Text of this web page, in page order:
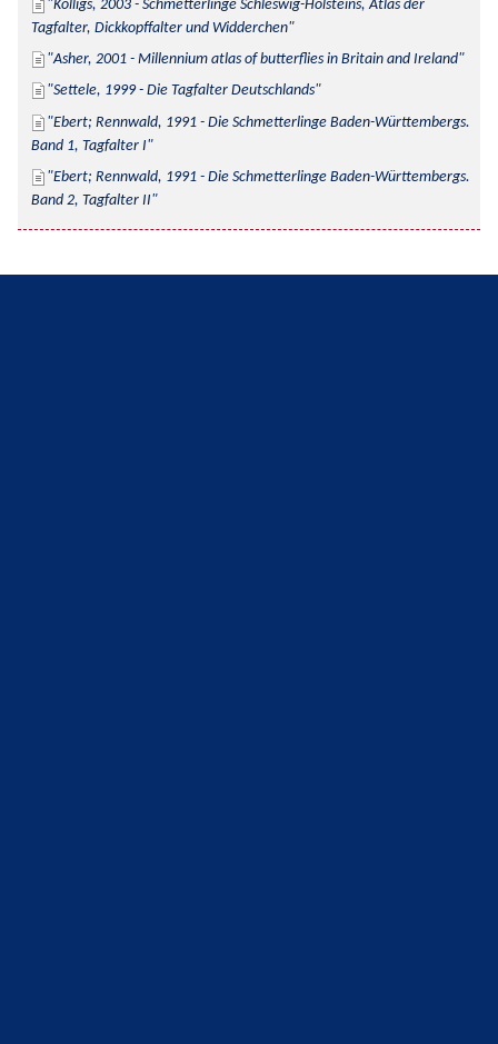
Kolligs, 2003 - Schmetterlinge Schleswig-Holsteins, Atlas der
Tagfalter, Dickkopffalter und Widderchen
Asher, 2001 - Millennium atlas of butterflies in Britain and Ireland
Settele, 1999 - Die Tagfalter Deutschlands
Ebert; Rennwald, 1991 - Die Schmetterlinge Baden-Württembergs.
Band 1, Tagfalter I
Ebert; Rennwald, 1991 - Die Schmetterlinge Baden-Württembergs.
Band 2, Tagfalter II